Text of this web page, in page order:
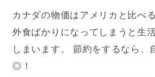
カナダの物価はアメリカと比べ
外食ばかりになってしまうと生
しまいます。 節約をするなら、
◎！